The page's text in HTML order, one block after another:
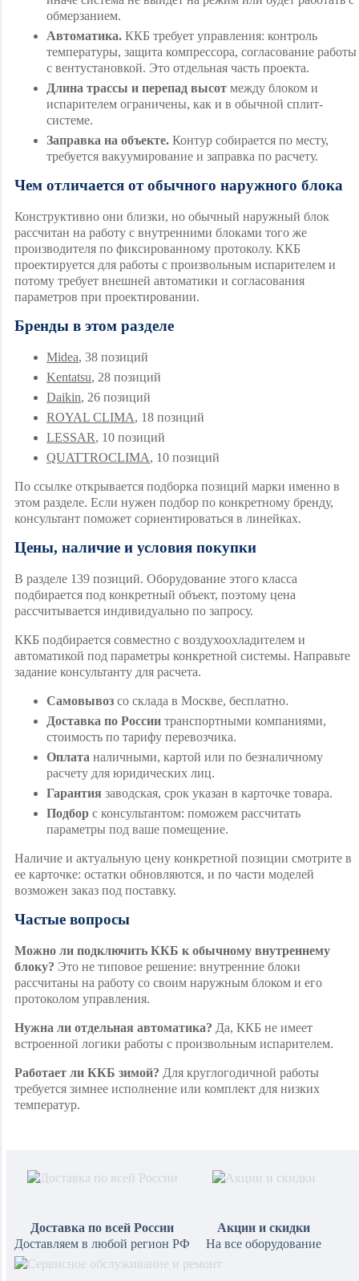
обмерзанием.
Автоматика. ККБ требует управления: контроль
температуры, защита компрессора, согласование работы
с вентустановкой. Это отдельная часть проекта.
Длина трассы и перепад высот между блоком и
испарителем ограничены, как и в обычной сплит-
системе.
Заправка на объекте. Контур собирается по месту,
требуется вакуумирование и заправка по расчету.
Чем отличается от обычного наружного блока
Конструктивно они близки, но обычный наружный блок
рассчитан на работу с внутренними блоками того же
производителя по фиксированному протоколу. ККБ
проектируется для работы с произвольным испарителем и
потому требует внешней автоматики и согласования
параметров при проектировании.
Бренды в этом разделе
Midea, 38 позиций
Kentatsu, 28 позиций
Daikin, 26 позиций
ROYAL CLIMA, 18 позиций
LESSAR, 10 позиций
QUATTROCLIMA, 10 позиций
По ссылке открывается подборка позиций марки именно в
этом разделе. Если нужен подбор по конкретному бренду,
консультант поможет сориентироваться в линейках.
Цены, наличие и условия покупки
В разделе 139 позиций. Оборудование этого класса
подбирается под конкретный объект, поэтому цена
рассчитывается индивидуально по запросу.
ККБ подбирается совместно с воздухоохладителем и
автоматикой под параметры конкретной системы. Направьте
задание консультанту для расчета.
Самовывоз со склада в Москве, бесплатно.
Доставка по России транспортными компаниями,
стоимость по тарифу перевозчика.
Оплата наличными, картой или по безналичному
расчету для юридических лиц.
Гарантия заводская, срок указан в карточке товара.
Подбор с консультантом: поможем рассчитать
параметры под ваше помещение.
Наличие и актуальную цену конкретной позиции смотрите в
ее карточке: остатки обновляются, и по части моделей
возможен заказ под поставку.
Частые вопросы
Можно ли подключить ККБ к обычному внутреннему
блоку? Это не типовое решение: внутренние блоки
рассчитаны на работу со своим наружным блоком и его
протоколом управления.
Нужна ли отдельная автоматика? Да, ККБ не имеет
встроенной логики работы с произвольным испарителем.
Работает ли ККБ зимой? Для круглогодичной работы
требуется зимнее исполнение или комплект для низких
температур.
Доставка по всей России
Доставляем в любой регион РФ
Акции и скидки
На все оборудование